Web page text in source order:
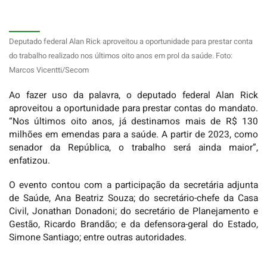
Deputado federal Alan Rick aproveitou a oportunidade para prestar conta
do trabalho realizado nos últimos oito anos em prol da saúde. Foto:
Marcos Vicentti/Secom
Ao fazer uso da palavra, o deputado federal Alan Rick
aproveitou a oportunidade para prestar contas do mandato.
“Nos últimos oito anos, já destinamos mais de R$ 130
milhões em emendas para a saúde. A partir de 2023, como
senador da República, o trabalho será ainda maior”,
enfatizou.
O evento contou com a participação da secretária adjunta
de Saúde, Ana Beatriz Souza; do secretário-chefe da Casa
Civil, Jonathan Donadoni; do secretário de Planejamento e
Gestão, Ricardo Brandão; e da defensora-geral do Estado,
Simone Santiago; entre outras autoridades.